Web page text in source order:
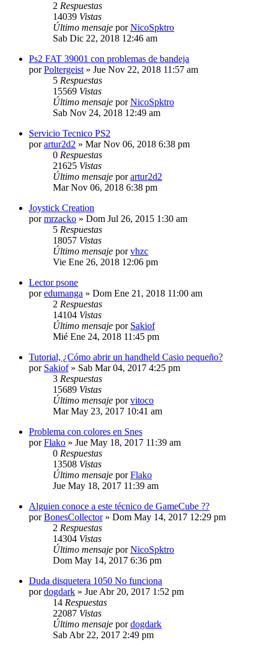
2 Respuestas
14039 Vistas
Último mensaje porNicoSpktro
Sab Dic 22, 2018 12:46 am
Ps2 FAT 39001 con problemas de bandeja
porPoltergeist » Jue Nov 22, 2018 11:57 am
5 Respuestas
15569 Vistas
Último mensaje porNicoSpktro
Sab Nov 24, 2018 12:49 am
Servicio Tecnico PS2
porartur2d2 » Mar Nov 06, 2018 6:38 pm
0 Respuestas
21625 Vistas
Último mensaje porartur2d2
Mar Nov 06, 2018 6:38 pm
Joystick Creation
pormrzacko » Dom Jul 26, 2015 1:30 am
5 Respuestas
18057 Vistas
Último mensaje porvhzc
Vie Ene 26, 2018 12:06 pm
Lector psone
poredumanga » Dom Ene 21, 2018 11:00 am
2 Respuestas
14104 Vistas
Último mensaje por Sakiof
Mié Ene 24, 2018 11:45 pm
Tutorial, ¿Cómo abrir un handheld Casio pequeño?
por Sakiof» Sab Mar 04, 2017 4:25 pm
3 Respuestas
15689 Vistas
Último mensaje porvitoco
Mar May 23, 2017 10:41 am
Problema con colores en Snes
porFlako » Jue May 18, 2017 11:39 am
0 Respuestas
13508 Vistas
Último mensaje porFlako
Jue May 18, 2017 11:39 am
Alguien conoce a este técnico de GameCube ??
porBonesCollector» Dom May 14, 2017 12:29 pm
2 Respuestas
14304 Vistas
Último mensaje porNicoSpktro
Dom May 14, 2017 6:36 pm
Duda disquetera 1050 No funciona
pordogdark » Jue Abr 20, 2017 1:52 pm
14 Respuestas
22087 Vistas
Último mensaje pordogdark
Sab Abr 22, 2017 2:49 pm